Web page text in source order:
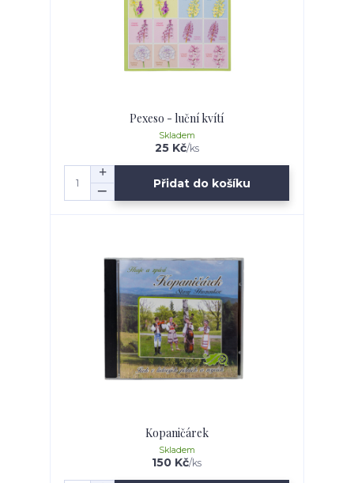
Pexeso - luční kvítí
25 Kč/ks
Skladem
Přidat do košíku
Kopaničárek
150 Kč/ks
Skladem